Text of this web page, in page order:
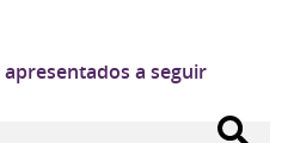
a seguir